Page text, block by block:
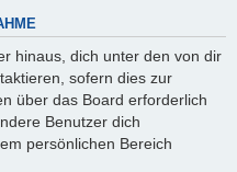
hinaus, dich unter den von dir
sofern dies zur
über das Board erforderlich
Benutzer dich
persönlichen Bereich